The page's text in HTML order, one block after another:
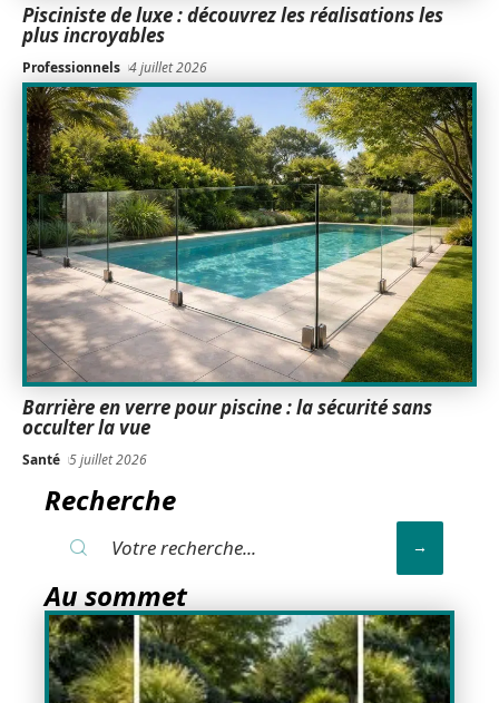
Pisciniste de luxe : découvrez les réalisations les
plus incroyables
Professionnels 4 juillet 2026
Barrière en verre pour piscine : la sécurité sans
occulter la vue
Santé 5 juillet 2026
Recherche
Au sommet